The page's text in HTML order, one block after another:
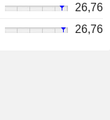
26,76
26,76